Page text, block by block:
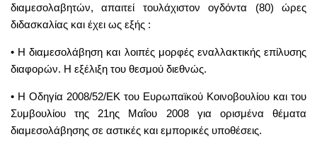
διαμεσολαβητών, απαιτεί τουλάχιστον ογδόντα (80) ώρες
διδασκαλίας και έχει ως εξής :
• Η διαμεσολάβηση και λοιπές μορφές εναλλακτικής επίλυσης
διαφορών. Η εξέλιξη του θεσμού διεθνώς.
• Η Οδηγία 2008/52/ΕΚ του Ευρωπαϊκού Κοινοβουλίου και του
Συμβουλίου της 21ης Μαΐου 2008 για ορισμένα θέματα
διαμεσολάβησης σε αστικές και εμπορικές υποθέσεις.